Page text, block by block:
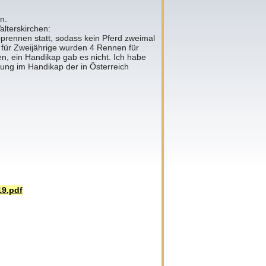
statt, sodass kein Pferd zweimal
Zweijährige wurden 4 Rennen für
ein Handikap gab es nicht. Ich habe
im Handikap der in Österreich